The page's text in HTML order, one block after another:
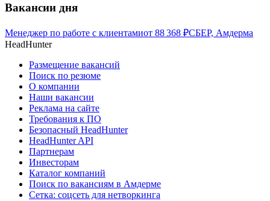
Вакансии дня
Менеджер по работе с клиентамиот 88 368 ₽СБЕР, Амдерма
HeadHunter
Размещение вакансий
Поиск по резюме
О компании
Наши вакансии
Реклама на сайте
Требования к ПО
Безопасный HeadHunter
HeadHunter API
Партнерам
Инвесторам
Каталог компаний
Поиск по вакансиям в Амдерме
Сетка: соцсеть для нетворкинга